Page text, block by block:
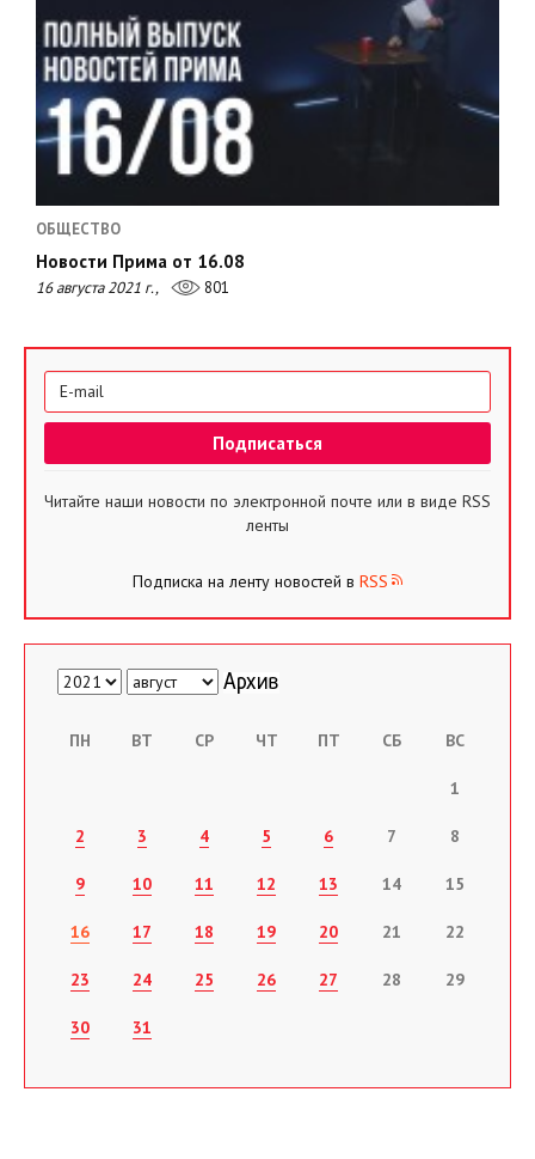
ОБЩЕСТВО
Новости Прима от 16.08
16 августа 2021 г., 801
Читайте наши новости по электронной почте или в виде RSS
ленты
Подписка на ленту новостей в RSS
ПН ВТ СР ЧТ ПТ СБ ВС
1
2 3 4 5 6 7 8
9 10 11 12 13 14 15
16 17 18 19 20 21 22
23 24 25 26 27 28 29
30 31